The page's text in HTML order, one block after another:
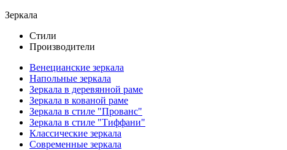
Зеркала
Стили
Производители
Венецианские зеркала
Напольные зеркала
Зеркала в деревянной раме
Зеркала в кованой раме
Зеркала в стиле "Прованс"
Зеркала в стиле "Тиффани"
Классические зеркала
Современные зеркала